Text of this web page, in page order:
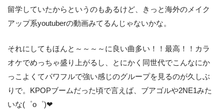
留学していたからというのもあるけど、きっと海外のメイク
アップ系youtuberの動画みてるんじゃないかな。
それにしてもほんと～～～～に良い曲多い！！最高！！カラ
オケでめっちゃ盛り上がるし、とにかく同世代でこんなにか
っこよくてパワフルで強い感じのグループを見るのが久しぶ
りで。KPOPブームだった頃で言えば、ブアゴルや2NE1みた
いな(゜o゜)❤